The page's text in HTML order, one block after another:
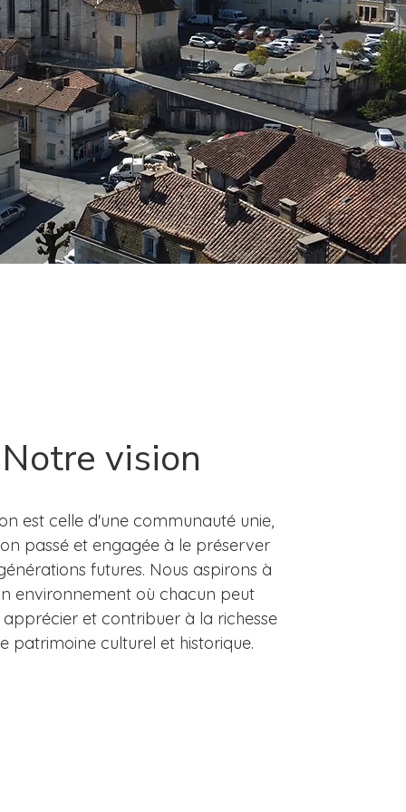
Notre vision
est celle d'une communauté unie,
passé et engagée à le préserver
futures. Nous aspirons à
environnement où chacun peut
apprécier et contribuer à la richesse
patrimoine culturel et historique.